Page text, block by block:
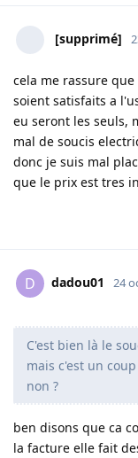
[supprimé]
cela me rassure
soient satisfaits a
eu seront les seuls,
mal de soucis
donc je suis mal
que le prix est tres
D dadou01 24
C'est bien là le
mais c'est un
non ?
ben disons que ca
la facture elle fait